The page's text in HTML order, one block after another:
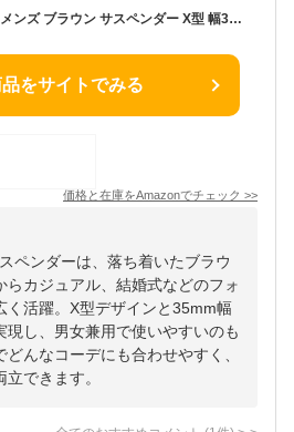
[HISDERN] サスペンダー メンズ ブラウン サスペンダー X型 幅35mm 男女兼用 吊りバンド 無地 紳士用 ホルスター 結婚式 ビジネス カジュアル フォーマル X-01
をサイトでみる
価格と在庫をAmazonでチェック >>
ペンダーは、落ち着いたブラウ
らカジュアル、結婚式などのフォ
く活躍。X型デザインと35mm幅
現し、男女兼用で使いやすいのも
んなコーデにも合わせやすく、
できます。